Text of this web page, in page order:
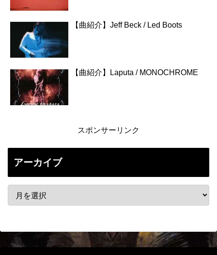
【曲紹介】Jeff Beck / Led Boots
【曲紹介】Laputa / MONOCHROME
スポンサーリンク
アーカイブ